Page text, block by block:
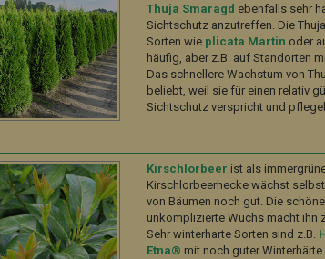
Thuja Smaragd ebenfalls sehr
Sichtschutz anzutreffen. Die
Sorten wie plicata Martin oder
häufig, aber z.B. auf Standorten
Das schnellere Wachstum von
beliebt, weil sie für einen relativ
Sichtschutz verspricht und
Kirschlorbeer ist als
Kirschlorbeerhecke wächst
von Bäumen noch gut. Die
unkomplizierte Wuchs macht ihn
Sehr winterharte Sorten sind z.B.
Etna® mit noch guter